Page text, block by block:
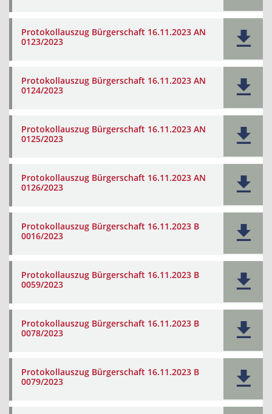
Protokollauszug Bürgerschaft 16.11.2023 AN
0123/2023
Protokollauszug Bürgerschaft 16.11.2023 AN
0124/2023
Protokollauszug Bürgerschaft 16.11.2023 AN
0125/2023
Protokollauszug Bürgerschaft 16.11.2023 AN
0126/2023
Protokollauszug Bürgerschaft 16.11.2023 B
0016/2023
Protokollauszug Bürgerschaft 16.11.2023 B
0059/2023
Protokollauszug Bürgerschaft 16.11.2023 B
0078/2023
Protokollauszug Bürgerschaft 16.11.2023 B
0079/2023